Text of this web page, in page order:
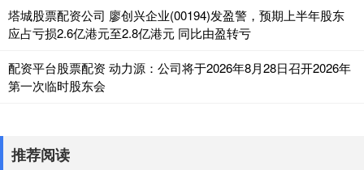
塔城股票配资公司 廖创兴企业(00194)发盈警，预期上半年股东
应占亏损2.6亿港元至2.8亿港元 同比由盈转亏
配资平台股票配资 动力源：公司将于2026年8月28日召开2026年
第一次临时股东会
推荐阅读